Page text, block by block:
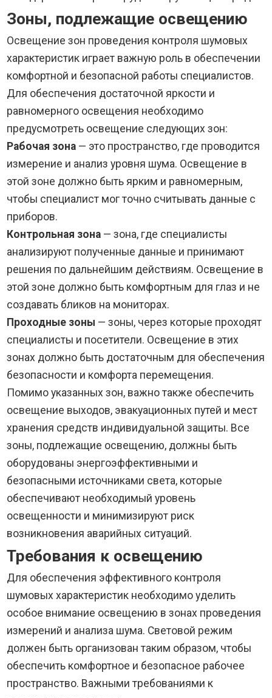
Зоны, подлежащие освещению
Освещение зон проведения контроля шумовых
характеристик играет важную роль в обеспечении
комфортной и безопасной работы специалистов.
Для обеспечения достаточной яркости и
равномерного освещения необходимо
предусмотреть освещение следующих зон:
Рабочая зона — это пространство, где проводится
измерение и анализ уровня шума. Освещение в
этой зоне должно быть ярким и равномерным,
чтобы специалист мог точно считывать данные с
приборов.
Контрольная зона — зона, где специалисты
анализируют полученные данные и принимают
решения по дальнейшим действиям. Освещение в
этой зоне должно быть комфортным для глаз и не
создавать бликов на мониторах.
Проходные зоны — зоны, через которые проходят
специалисты и посетители. Освещение в этих
зонах должно быть достаточным для обеспечения
безопасности и комфорта перемещения.
Помимо указанных зон, важно также обеспечить
освещение выходов, эвакуационных путей и мест
хранения средств индивидуальной защиты. Все
зоны, подлежащие освещению, должны быть
оборудованы энергоэффективными и
безопасными источниками света, которые
обеспечивают необходимый уровень
освещенности и минимизируют риск
возникновения аварийных ситуаций.
Требования к освещению
Для обеспечения эффективного контроля
шумовых характеристик необходимо уделить
особое внимание освещению в зонах проведения
измерений и анализа шума. Световой режим
должен быть организован таким образом, чтобы
обеспечить комфортное и безопасное рабочее
пространство. Важными требованиями к